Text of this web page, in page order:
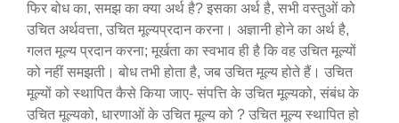
फिर बोध का, समझ का क्या अर्थ है? इसका अर्थ है, सभी वस्तुओं को
उचित अर्थवत्ता, उचित मूल्यप्रदान करना। अज्ञानी होने का अर्थ है,
गलत मूल्य प्रदान करना; मूर्खता का स्वभाव ही है कि वह उचित मूल्यों
को नहीं समझती। बोध तभी होता है, जब उचित मूल्य होते हैं। उचित
मूल्यों को स्थापित कैसे किया जाए- संपत्ति के उचित मूल्यको, संबंध के
उचित मूल्यको, धारणाओं के उचित मूल्य को ? उचित मूल्य स्थापित हो